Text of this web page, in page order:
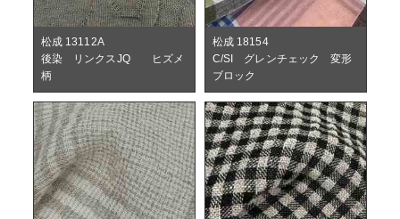
松成 13112A
後染 リンクスJQ ヒズメ
柄
松成 18154
C/SI グレンチェック 変形
ブロック